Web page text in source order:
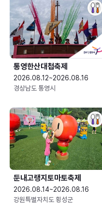
통영한산대첩축제
2026.08.12~2026.08.16
경상남도 통영시
둔내고랭지토마토축제
2026.08.14~2026.08.16
강원특별자치도 횡성군